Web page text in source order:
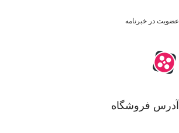
عضویت در خبرنامه
آدرس فروشگاه